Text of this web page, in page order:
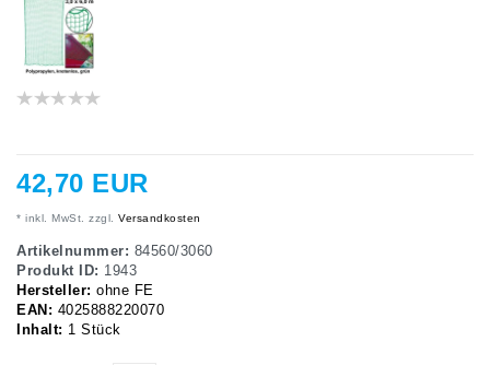
42,70 EUR
* inkl. MwSt. zzgl. Versandkosten
Artikelnummer: 84560/3060
Produkt ID: 1943
Hersteller: ohne FE
EAN: 4025888220070
Inhalt: 1 Stück